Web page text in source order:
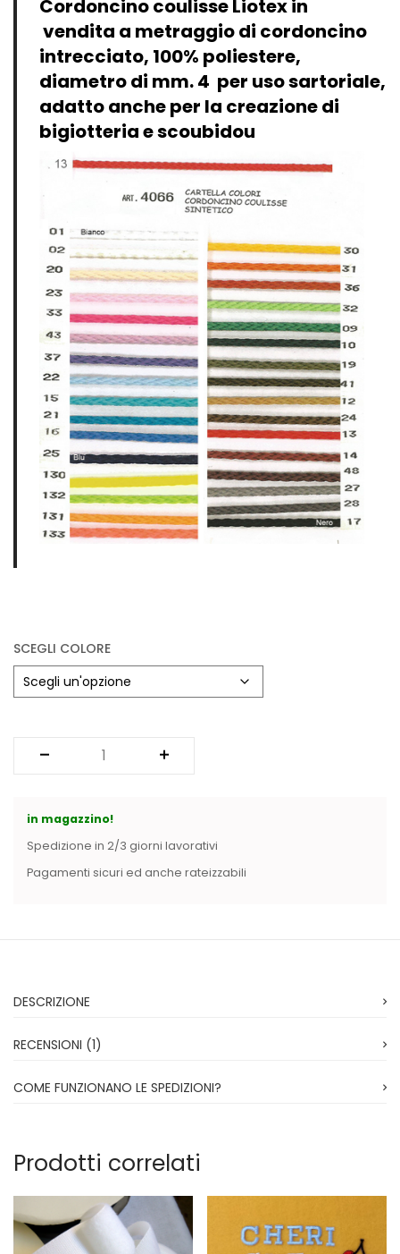
Vintage (165)
Cordoncino coulisse Liotex in
vendita a metraggio di cordoncino
intrecciato, 100% poliestere,
diametro di mm. 4 per uso sartoriale,
adatto anche per la creazione di
bigiotteria e scoubidou
SCEGLI COLORE
in magazzino!
Spedizione in 2/3 giorni lavorativi
Pagamenti sicuri ed anche rateizzabili
DESCRIZIONE
RECENSIONI (1)
COME FUNZIONANO LE SPEDIZIONI?
Prodotti correlati